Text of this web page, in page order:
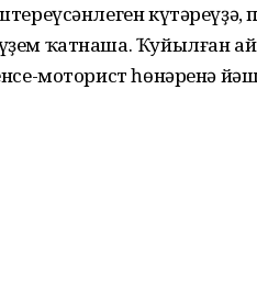
күтәреүҙә,
ҡатнаша. Ҡуйылған
моторист һөнәренә